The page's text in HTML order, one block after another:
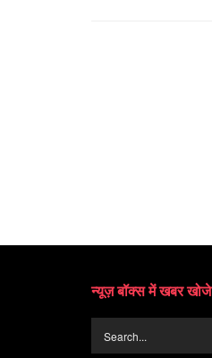
न्यूज़ बॉक्स में खबर खोजे